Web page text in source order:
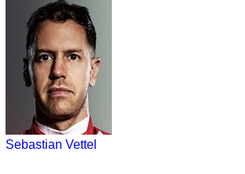
Sebastian Vettel